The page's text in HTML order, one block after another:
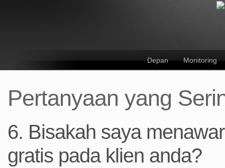
Depan Monitoring
Pertanyaan yang
6. Bisakah saya
gratis pada klien anda?